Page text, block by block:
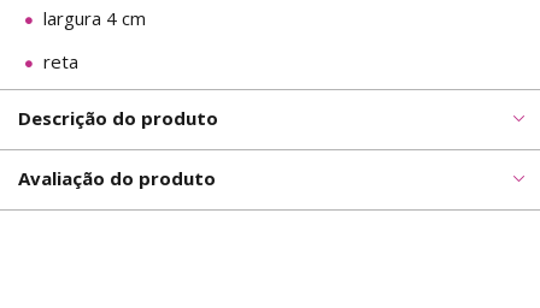
largura 4 cm
reta
Descrição do produto
Avaliação do produto